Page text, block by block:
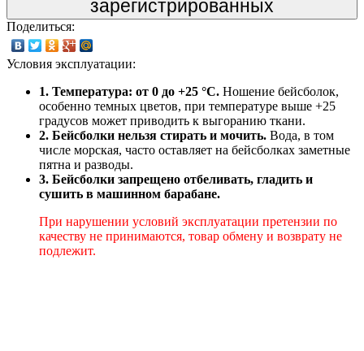
зарегистрированных
Поделиться:
Условия эксплуатации:
1. Температура: от 0 до +25 °C. Ношение бейсболок,
особенно темных цветов, при температуре выше +25
градусов может приводить к выгоранию ткани.
2. Бейсболки нельзя стирать и мочить. Вода, в том
числе морская, часто оставляет на бейсболках заметные
пятна и разводы.
3. Бейсболки запрещено отбеливать, гладить и
сушить в машинном барабане.
При нарушении условий эксплуатации претензии по
качеству не принимаются, товар обмену и возврату не
подлежит.